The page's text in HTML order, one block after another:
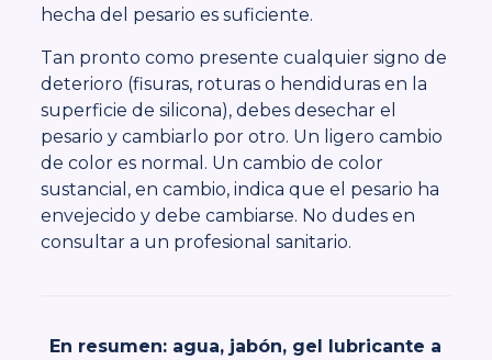
hecha del pesario es suficiente.
Tan pronto como presente cualquier signo de
deterioro (fisuras, roturas o hendiduras en la
superficie de silicona), debes desechar el
pesario y cambiarlo por otro. Un ligero cambio
de color es normal. Un cambio de color
sustancial, en cambio, indica que el pesario ha
envejecido y debe cambiarse. No dudes en
consultar a un profesional sanitario.
En resumen: agua, jabón, gel lubricante a